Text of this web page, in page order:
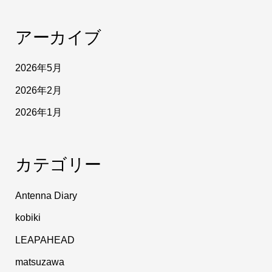
アーカイブ
2026年5月
2026年2月
2026年1月
カテゴリー
Antenna Diary
kobiki
LEAPAHEAD
matsuzawa